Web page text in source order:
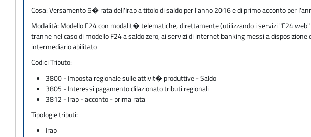
Cosa:Versamento 5� rata dell'Irap a titolo di saldo per l'anno 2016 e di primo acconto per
Modalità: Modello F24 con modalit� telematiche, direttamente (utilizzando i servizi "F24
tranne nel caso di modello F24 a saldo zero, ai servizi di internet banking messi a
intermediario abilitato
Codici Tributo:
3800 - Imposta regionale sulle attivit� produttive - Saldo
3805 - Interessi pagamento dilazionato tributi regionali
3812 - Irap - acconto - prima rata
Tipologie tributi:
Irap